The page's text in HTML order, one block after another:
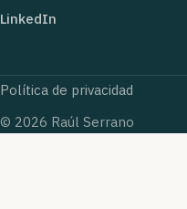
LinkedIn
Política de privacidad
© 2026 Raúl Serrano